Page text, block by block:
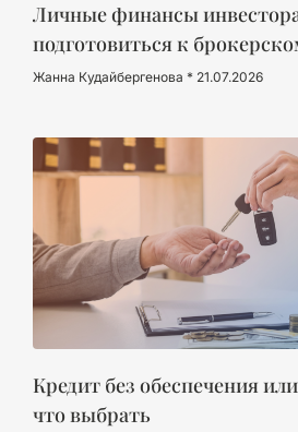
Личные финансы
подготовиться к
Жанна Кудайбергенова 21.07.2026
Кредит без обеспечения
что выбрать